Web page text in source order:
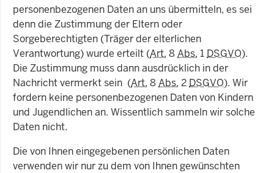
personenbezogenen Daten an uns übermitteln, es sei
denn die Zustimmung der Eltern oder
Sorgeberechtigten (Träger der elterlichen
Verantwortung) wurde erteilt (Art. 8Abs. 1 DSGVO).
Die Zustimmung muss dann ausdrücklich in der
Nachricht vermerkt sein (Art. 8Abs. 2 DSGVO). Wir
fordern keine personenbezogenen Daten von Kindern
und Jugendlichen an. Wissentlich sammeln wir solche
Daten nicht.
Die von Ihnen eingegebenen persönlichen Daten
verwenden wir nur zu dem von Ihnen gewünschten